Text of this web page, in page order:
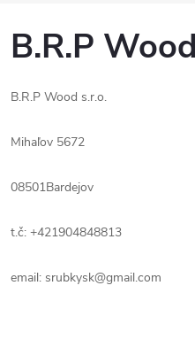
B.R.P
B.R.P Wood s.r.o.
Mihaľov 5672
08501Bardejov
t.č: +421904848813
email: srubkysk@gmail.com